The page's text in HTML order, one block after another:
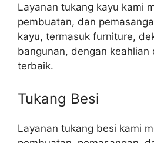
Layanan tukang kayu kami
pembuatan, dan
kayu, termasuk furniture,
bangunan, dengan keahlian
terbaik.
Tukang Besi
Layanan tukang besi kami